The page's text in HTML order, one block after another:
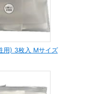
用) 3枚入 Mサイズ